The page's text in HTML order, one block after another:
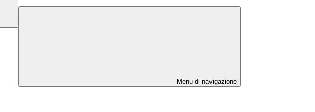
Menu di navigazione